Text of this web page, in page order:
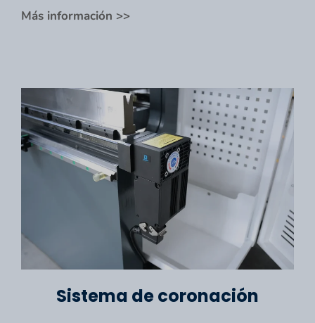
Más información >>
Sistema de coronación